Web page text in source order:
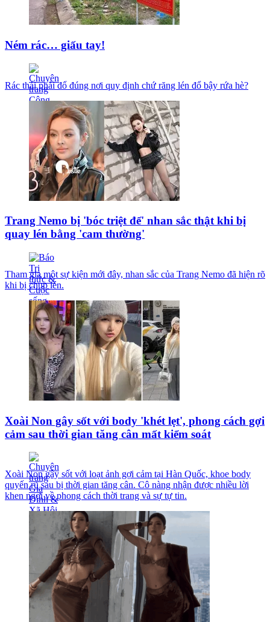
Ném rác… giấu tay!
Rác thải phải đổ đúng nơi quy định chứ răng lén đổ bậy rứa hè?
Trang Nemo bị 'bóc triệt để' nhan sắc thật khi bị
quay lén bằng 'cam thường'
Tham gia một sự kiện mới đây, nhan sắc của Trang Nemo đã hiện rõ
khi bị chụp lén.
Xoài Non gây sốt với body 'khét lẹt', phong cách gợi
cảm sau thời gian tăng cân mất kiểm soát
Xoài Non gây sốt với loạt ảnh gợi cảm tại Hàn Quốc, khoe body
quyến rũ sau bị thời gian tăng cân. Cô nàng nhận được nhiều lời
khen ngợi về phong cách thời trang và sự tự tin.